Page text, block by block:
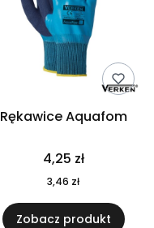
Rękawice Aquafom
Cena
4,25 zł
Cena
3,46 zł
Zobacz produkt